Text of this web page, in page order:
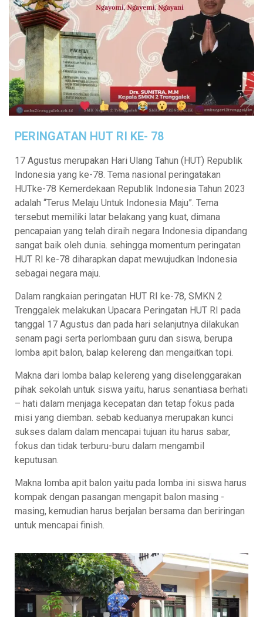
PERINGATAN HUT RI KE- 78
17 Agustus merupakan Hari Ulang Tahun (HUT) Republik
Indonesia yang ke-78. Tema nasional peringatakan
HUTke-78 Kemerdekaan Republik Indonesia Tahun 2023
adalah “Terus Melaju Untuk Indonesia Maju”. Tema
tersebut memiliki latar belakang yang kuat, dimana
pencapaian yang telah diraih negara Indonesia dipandang
sangat baik oleh dunia. sehingga momentum peringatan
HUT RI ke-78 diharapkan dapat mewujudkan Indonesia
sebagai negara maju.
Dalam rangkaian peringatan HUT RI ke-78, SMKN 2
Trenggalek melakukan Upacara Peringatan HUT RI pada
tanggal 17 Agustus dan pada hari selanjutnya dilakukan
senam pagi serta perlombaan guru dan siswa, berupa
lomba apit balon, balap kelereng dan mengaitkan topi.
Makna dari lomba balap kelereng yang diselenggarakan
pihak sekolah untuk siswa yaitu, harus senantiasa berhati
– hati dalam menjaga kecepatan dan tetap fokus pada
misi yang diemban. sebab keduanya merupakan kunci
sukses dalam dalam mencapai tujuan itu harus sabar,
fokus dan tidak terburu-buru dalam mengambil
keputusan.
Makna lomba apit balon yaitu pada lomba ini siswa harus
kompak dengan pasangan mengapit balon masing -
masing, kemudian harus berjalan bersama dan beriringan
untuk mencapai finish.